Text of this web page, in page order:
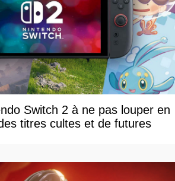
Switch 2 à ne pas louper en
titres cultes et de futures